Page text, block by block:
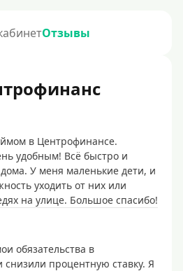
Отзывы
в Центрофинансе.
удобным! Всё быстро и
У меня маленькие дети, и
уходить от них или
на улице. Большое спасибо!
обязательства в
процентную ставку. Я